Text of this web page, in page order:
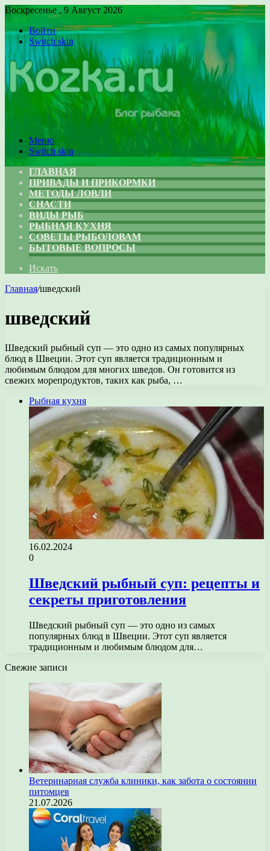
Воскресенье , 9 Август 2026
Войти
Switch skin
Меню
Switch skin
ГЛАВНАЯ
ПРИВАДЫ И ПРИКОРМКИ
МЕТОДЫ ЛОВЛИ
СНАСТИ
ВИДЫ РЫБ
РЫБНАЯ КУХНЯ
СОВЕТЫ РЫБОЛОВАМ
БЫТОВЫЕ ВОПРОСЫ
Искать
Главная/шведский
шведский
Шведский рыбный суп — это одно из самых популярных
блюд в Швеции. Этот суп является традиционным и
любимым блюдом для многих шведов. Он готовится из
свежих морепродуктов, таких как рыба, …
Рыбная кухня
16.02.2024
0
Шведский рыбный суп: рецепты и
секреты приготовления
Шведский рыбный суп — это одно из самых
популярных блюд в Швеции. Этот суп является
традиционным и любимым блюдом для…
Свежие записи
Ветеринарная служба клиники, как забота о состоянии
питомцев
21.07.2026